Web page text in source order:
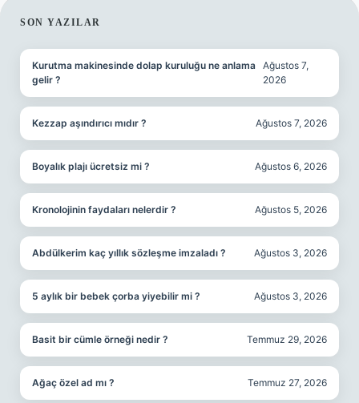
SIDEBAR
SON YAZILAR
Kurutma makinesinde dolap kuruluğu ne anlama
gelir ?
Ağustos 7,
2026
Kezzap aşındırıcı mıdır ? Ağustos 7, 2026
Boyalık plajı ücretsiz mi ? Ağustos 6, 2026
Kronolojinin faydaları nelerdir ? Ağustos 5, 2026
Abdülkerim kaç yıllık sözleşme imzaladı ? Ağustos 3, 2026
5 aylık bir bebek çorba yiyebilir mi ? Ağustos 3, 2026
Basit bir cümle örneği nedir ? Temmuz 29, 2026
Ağaç özel ad mı ? Temmuz 27, 2026